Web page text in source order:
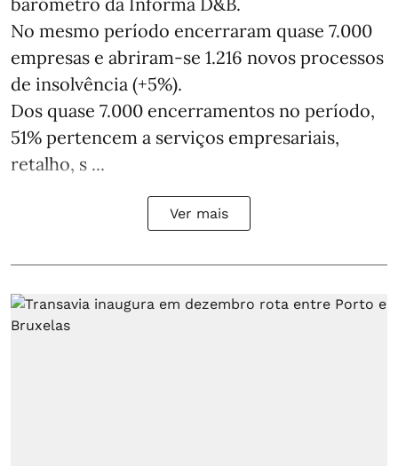
No mesmo período encerraram quase 7.000
empresas e abriram‑se 1.216 novos processos
de insolvência (+5%).
Dos quase 7.000 encerramentos no período,
51% pertencem a serviços empresariais,
retalho, s ...
Ver mais